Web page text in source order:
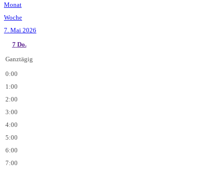
Monat
Woche
7. Mai 2026
7 Do.
Ganztägig
0:00
1:00
2:00
3:00
4:00
5:00
6:00
7:00